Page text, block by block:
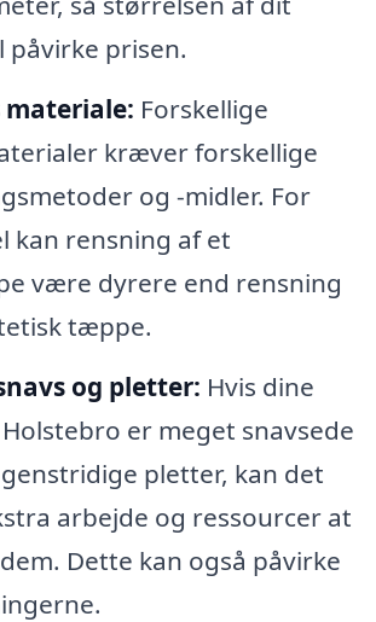
prisen.
Forskellige
kræver forskellige
og -midler. For
kan rensning af et
være dyrere end rensning
tæppe.
og pletter: Hvis dine
er meget snavsede
pletter, kan det
arbejde og ressourcer at
Dette kan også påvirke